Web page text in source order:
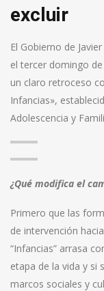
excluir
El Gobierno de
el tercer domingo
un claro retroceso
Infancias»,
Adolescencia y
¿Qué modifica el
Primero que las
de intervención
“Infancias” arrasa
etapa de la vida y si
marcos sociales y